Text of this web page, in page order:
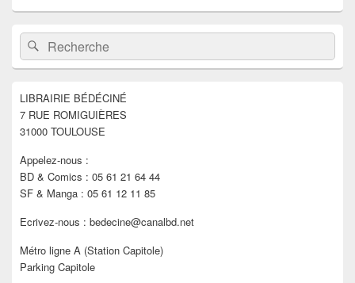
Zone
principale
de
widget
barre
latérale
Recherche :Rechercher
LIBRAIRIE BÉDÉCINÉ
7 RUE ROMIGUIÈRES
31000 TOULOUSE
Appelez-nous :
BD & Comics : 05 61 21 64 44
SF & Manga : 05 61 12 11 85
Ecrivez-nous : bedecine@canalbd.net
Métro ligne A (Station Capitole)
Parking Capitole